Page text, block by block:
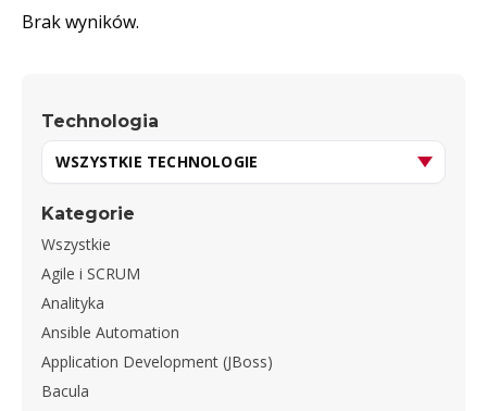
Brak wyników.
Technologia
Kategorie
Wszystkie
Agile i SCRUM
Analityka
Ansible Automation
Application Development (JBoss)
Bacula